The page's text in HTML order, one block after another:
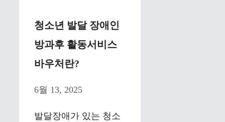
청소년 발달 장애인
방과후 활동서비스
바우처란?
6월 13, 2025
발달장애가 있는 청소